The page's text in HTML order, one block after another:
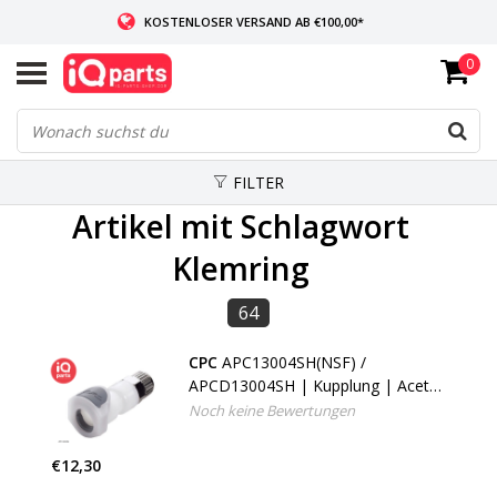
KOSTENLOSER VERSAND AB €100,00*
WENN AUF LAGER: VOR 14:00 UHR BESTELLT, VERSAND AM SELBEN TAG
WELTWEITE LIEFERUNG
0
FILTER
Artikel mit Schlagwort
Klemring
64
CPC APC13004SH(NSF) /
APCD13004SH | Kupplung | Acetal
| PTF Klemmring 6,4 mm AD / 4,3
Noch keine Bewertungen
€12,30